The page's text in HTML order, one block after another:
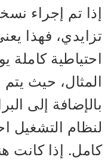
إذا تم إجراء
تزايدي، فهذا
احتياطية كاملة
المثال، حيث
بالإضافة إلى
لنظام التشغيل
كامل. إذا كانت